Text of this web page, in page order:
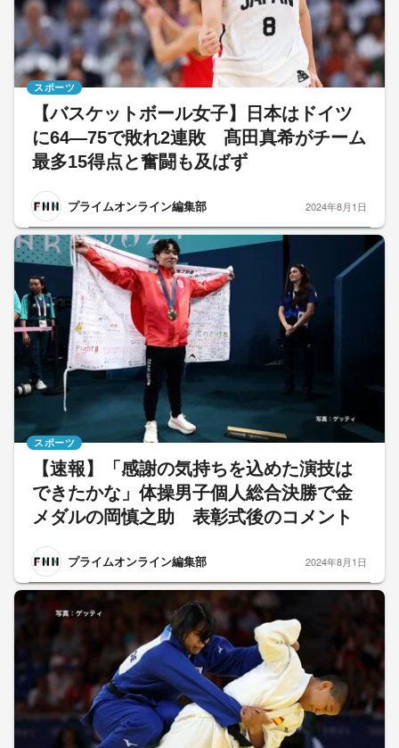
【バスケットボール女子】日本はドイツ
に64―75で敗れ2連敗 髙田真希がチーム
最多15得点と奮闘も及ばず
プライムオンライン編集部
スポーツ
2024年8月1日
【速報】「感謝の気持ちを込めた演技は
できたかな」体操男子個人総合決勝で金
メダルの岡慎之助 表彰式後のコメント
プライムオンライン編集部
スポーツ
2024年8月1日